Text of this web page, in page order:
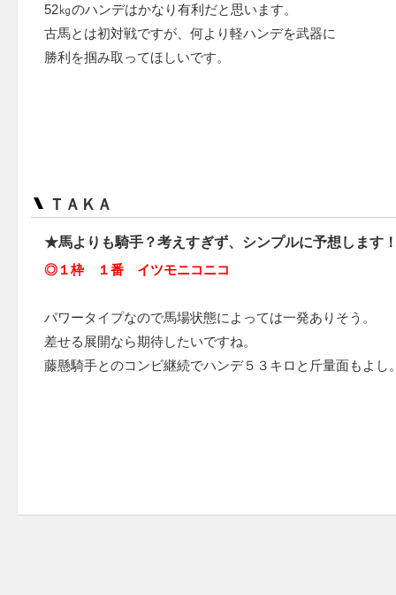
52㎏のハンデはかなり有利だと思います。
古馬とは初対戦ですが、何より軽ハンデを武器に
勝利を掴み取ってほしいです。
ＴＡＫＡ
★馬よりも騎手？考えすぎず、シンプルに予想します
◎１枠 １番 イツモニコニコ
パワータイプなので馬場状態によっては一発ありそう。
差せる展開なら期待したいですね。
藤懸騎手とのコンビ継続でハンデ５３キロと斤量面もよし